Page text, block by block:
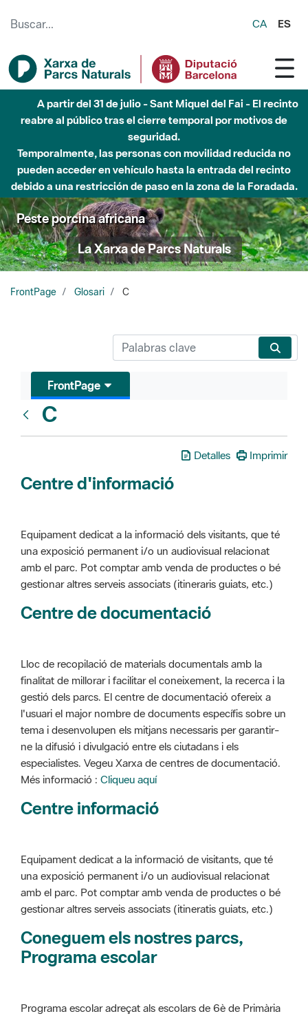
CA ES
A partir del 31 de julio - Sant Miquel del Fai - El recinto
reabre al público tras el cierre temporal por motivos de
seguridad.
Temporalmente, las personas con movilidad reducida no
pueden acceder en vehículo hasta la entrada del recinto
debido a una restricción de paso en la zona de la Foradada.
Peste porcina africana
La Xarxa de Parcs Naturals
FrontPage Glosari C
FrontPage
C
Detalles Imprimir
Centre d'informació
Equipament dedicat a la informació dels visitants, que té
una exposició permanent i/o un audiovisual relacionat
amb el parc. Pot comptar amb venda de productes o bé
gestionar altres serveis associats (itineraris guiats, etc.)
Centre de documentació
Lloc de recopilació de materials documentals amb la
finalitat de millorar i facilitar el coneixement, la recerca i la
gestió dels parcs. El centre de documentació ofereix a
l'usuari el major nombre de documents específis sobre un
tema i desenvolupen els mitjans necessaris per garantir-
ne la difusió i divulgació entre els ciutadans i els
especialistes. Vegeu Xarxa de centres de documentació.
Més informació : Cliqueu aquí
Centre informació
Equipament dedicat a la informació de visitants, que té
una exposició permanent i/o un audiovisual relacionat
amb el parc. Pot comptar amb venda de productes o bé
gestionar altres serveis associats (itineratis guiats, etc.)
Coneguem els nostres parcs,
Programa escolar
Programa escolar adreçat als escolars de 6è de Primària